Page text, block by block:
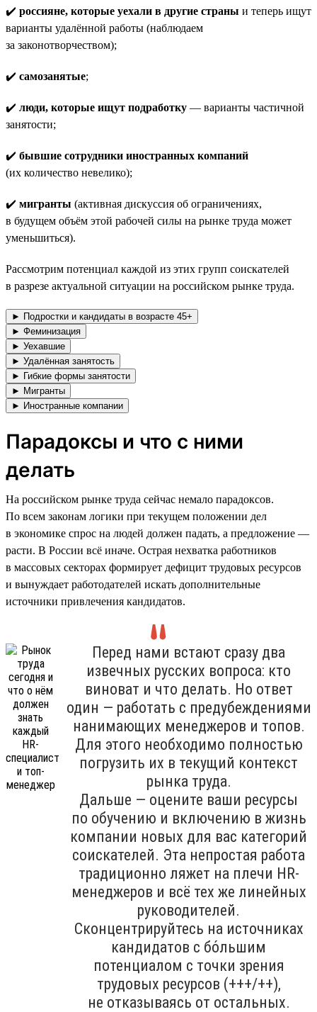
✔️ россияне, которые уехали в другие страны и теперь ищут
варианты удалённой работы (наблюдаем
за законотворчеством);
✔️ самозанятые;
✔️ люди, которые ищут подработку — варианты частичной
занятости;
✔️ бывшие сотрудники иностранных компаний
(их количество невелико);
✔️ мигранты (активная дискуссия об ограничениях,
в будущем объём этой рабочей силы на рынке труда может
уменьшиться).
Рассмотрим потенциал каждой из этих групп соискателей
в разрезе актуальной ситуации на российском рынке труда.
► Подростки и кандидаты в возрасте 45+
► Феминизация
► Уехавшие
► Удалённая занятость
► Гибкие формы занятости
► Мигранты
► Иностранные компании
Парадоксы и что с ними
делать
На российском рынке труда сейчас немало парадоксов.
По всем законам логики при текущем положении дел
в экономике спрос на людей должен падать, а предложение —
расти. В России всё иначе. Острая нехватка работников
в массовых секторах формирует дефицит трудовых ресурсов
и вынуждает работодателей искать дополнительные
источники привлечения кандидатов.
Перед нами встают сразу два
извечных русских вопроса: кто
виноват и что делать. Но ответ
один — работать с предубеждениями
нанимающих менеджеров и топов.
Для этого необходимо полностью
погрузить их в текущий контекст
рынка труда.
Дальше — оцените ваши ресурсы
по обучению и включению в жизнь
компании новых для вас категорий
соискателей. Эта непростая работа
традиционно ляжет на плечи HR-
менеджеров и всё тех же линейных
руководителей.
Сконцентрируйтесь на источниках
кандидатов с бо́льшим
потенциалом с точки зрения
трудовых ресурсов (+++/++),
не отказываясь от остальных.